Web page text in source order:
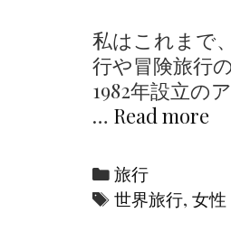
ア
ド
バ
イ
ス
s
私はこれまで
行や冒険旅行
1982年設立の
… Read more
た
め
C
a
旅行
T
世界旅行,女性